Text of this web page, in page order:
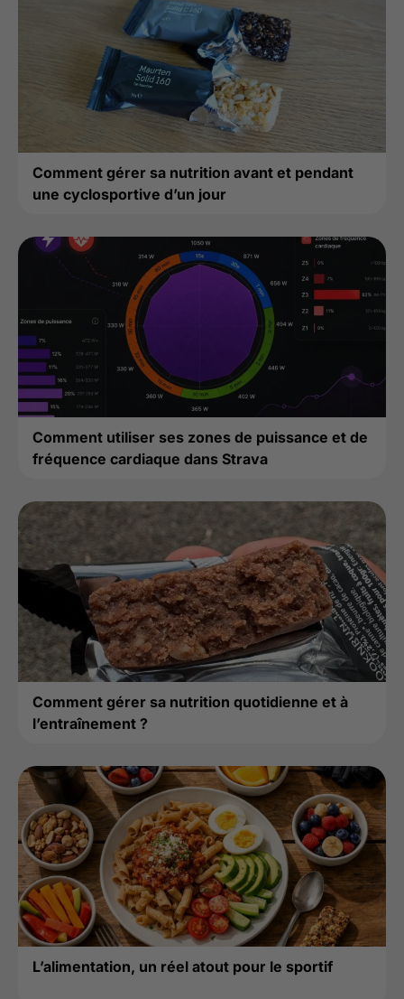
Comment gérer sa nutrition avant et pendant
une cyclosportive d’un jour
Comment utiliser ses zones de puissance et de
fréquence cardiaque dans Strava
Comment gérer sa nutrition quotidienne et à
l’entraînement ?
L’alimentation, un réel atout pour le sportif